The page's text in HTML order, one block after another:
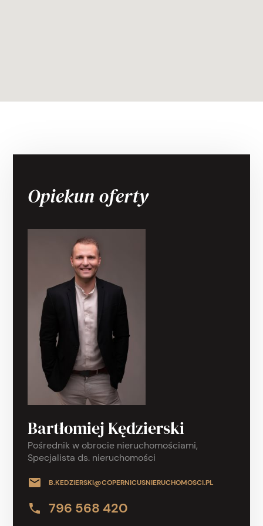
Opiekun oferty
Bartłomiej Kędzierski
Pośrednik w obrocie nieruchomościami,
Specjalista ds. nieruchomości
B.KEDZIERSKI@COPERNICUSNIERUCHOMOSCI.PL
796 568 420